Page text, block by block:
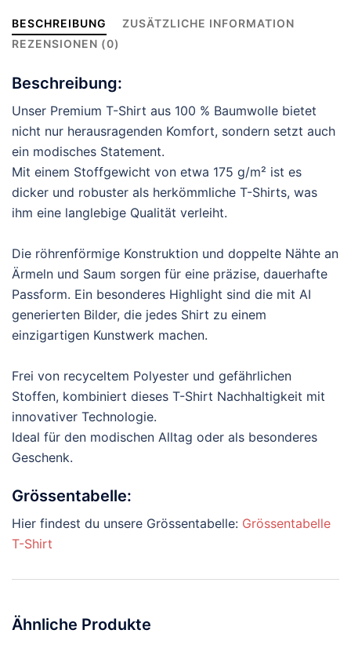
BESCHREIBUNG
ZUSÄTZLICHE INFORMATION
REZENSIONEN (0)
Beschreibung:
Unser Premium T-Shirt aus 100 % Baumwolle bietet
nicht nur herausragenden Komfort, sondern setzt auch
ein modisches Statement.
Mit einem Stoffgewicht von etwa 175 g/m² ist es
dicker und robuster als herkömmliche T-Shirts, was
ihm eine langlebige Qualität verleiht.
Die röhrenförmige Konstruktion und doppelte Nähte an
Ärmeln und Saum sorgen für eine präzise, dauerhafte
Passform. Ein besonderes Highlight sind die mit AI
generierten Bilder, die jedes Shirt zu einem
einzigartigen Kunstwerk machen.
Frei von recyceltem Polyester und gefährlichen
Stoffen, kombiniert dieses T-Shirt Nachhaltigkeit mit
innovativer Technologie.
Ideal für den modischen Alltag oder als besonderes
Geschenk.
Grössentabelle:
Hier findest du unsere Grössentabelle: Grössentabelle
T-Shirt
Ähnliche Produkte